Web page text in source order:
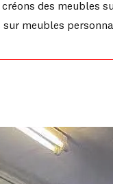
des meubles
meubles